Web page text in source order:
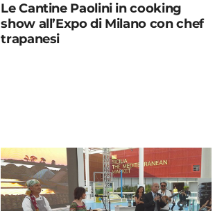
Le Cantine Paolini in cooking
show all’Expo di Milano con chef
trapanesi